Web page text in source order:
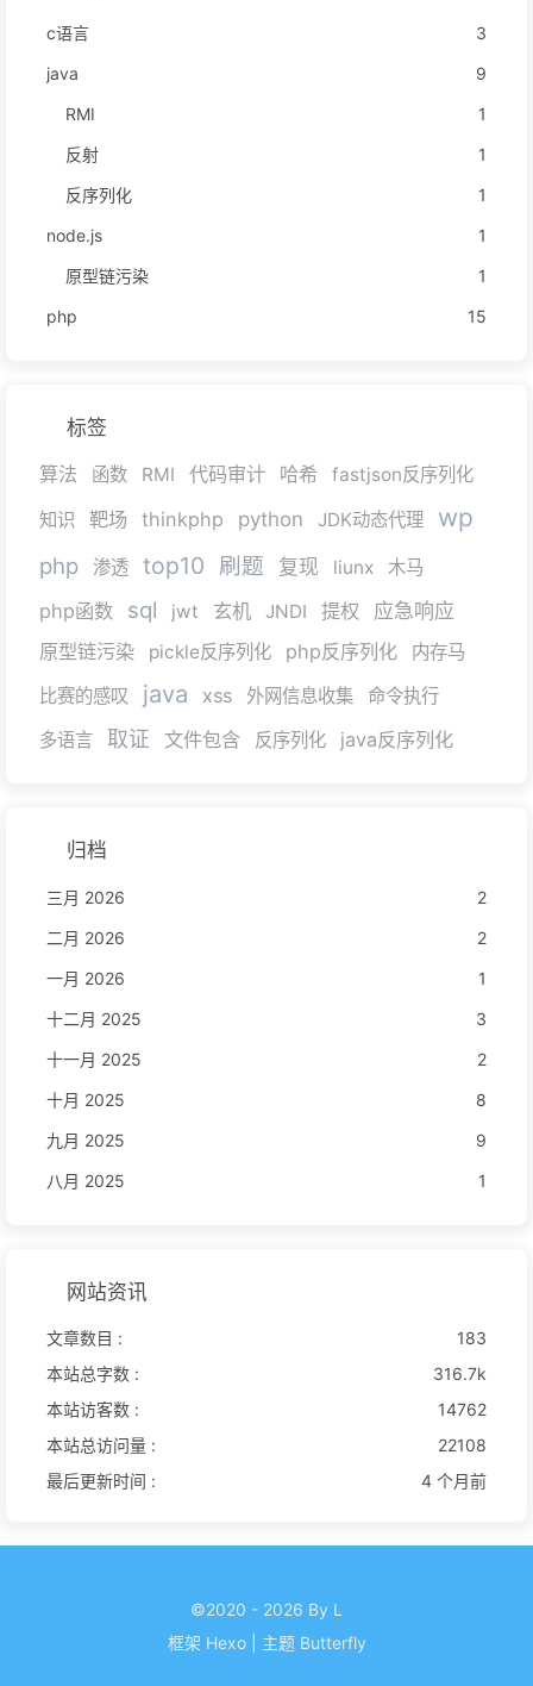
c语言
3
java
9
RMI
1
反射
1
反序列化
1
node.js
1
原型链污染
1
php
15
标签
算法
函数 RMI 代码审计 哈希
fastjson反序列化
知识
靶场 thinkphp python JDK动态代理 wp
php 渗透 top10 刷题 复现 liunx 木马
php函数 sql jwt 玄机 JNDI 提权
应急响应
原型链污染
pickle反序列化 php反序列化
内存马
比赛的感叹
java xss 外网信息收集
命令执行
多语言
取证 文件包含 反序列化 java反序列化
归档
三月 2026
2
二月 2026
2
一月 2026
1
十二月 2025
3
十一月 2025
2
十月 2025
8
九月 2025
9
八月 2025
1
网站资讯
文章数目 :
183
本站总字数 :
316.7k
本站访客数 :
14762
本站总访问量 :
22108
最后更新时间 :
4 个月前
©2020 - 2026 By L
框架 Hexo 主题 Butterfly